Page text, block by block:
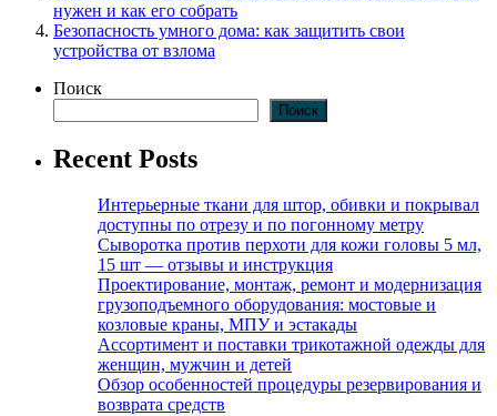
нужен и как его собрать
Безопасность умного дома: как защитить свои
устройства от взлома
Поиск
Поиск
Recent Posts
Интерьерные ткани для штор, обивки и покрывал
доступны по отрезу и по погонному метру
Сыворотка против перхоти для кожи головы 5 мл,
15 шт — отзывы и инструкция
Проектирование, монтаж, ремонт и модернизация
грузоподъемного оборудования: мостовые и
козловые краны, МПУ и эстакады
Ассортимент и поставки трикотажной одежды для
женщин, мужчин и детей
Обзор особенностей процедуры резервирования и
возврата средств